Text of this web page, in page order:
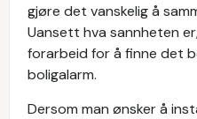
gjøre det vanskelig å
Uansett hva sannheten
forarbeid for å finne det
boligalarm.
Dersom man ønsker å